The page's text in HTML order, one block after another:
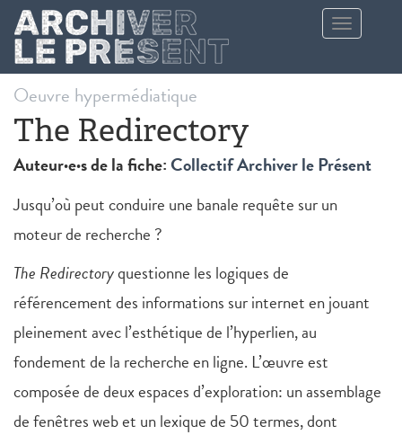
Aller au contenu principal
Toggle
navigation
Oeuvre hypermédiatique
The Redirectory
Auteur·e·s de la fiche:Collectif Archiver le Présent
Jusqu’où peut conduire une banale requête sur un
moteur de recherche ?
The Redirectoryquestionne les logiques de
référencement des informations sur internet en jouant
pleinement avec l’esthétique de l’hyperlien, au
fondement de la recherche en ligne. L’œuvre est
composée de deux espaces d’exploration: un assemblage
de fenêtres web et un lexique de 50 termes, dont